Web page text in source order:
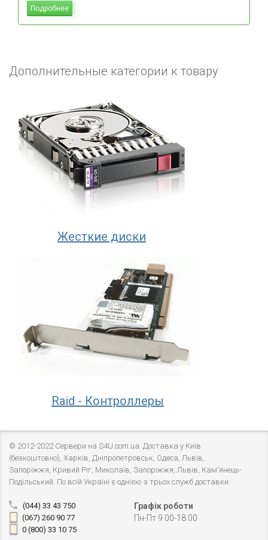
Подробнее
Дополнительные категории к товару
Жесткие диски
Raid - Контроллеры
© 2012-2022 Сервери на S4U.com.ua. Доставка у Київ
(безкоштовно), Харків, Дніпропетровськ, Одеса, Львів,
Запоріжжя, Кривий Ріг, Миколаїв, Запоріжжя, Львів, Кам'янець-
Подільський. По всій Україні є однією з трьох служб доставки.
(044) 33 43 750
(067) 260 90 77
0 (800) 33 10 75
Графік роботи
Пн-Пт 9.00-18.00